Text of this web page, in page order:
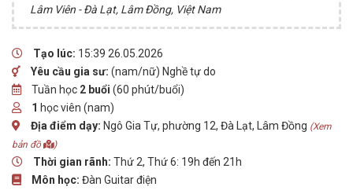
Lâm Viên - Đà Lạt, Lâm Đồng, Việt Nam
Tạo lúc: 15:39 26.05.2026
Yêu cầu gia sư: (nam/nữ) Nghề tự do
Tuần học 2 buổi (60 phút/buổi)
1 học viên (nam)
Địa điểm dạy: Ngô Gia Tự, phường 12, Đà Lạt, Lâm Đồng (Xem
bản đồ
)
Thời gian rãnh: Thứ 2, Thứ 6: 19h đến 21h
Môn học: Đàn Guitar điện